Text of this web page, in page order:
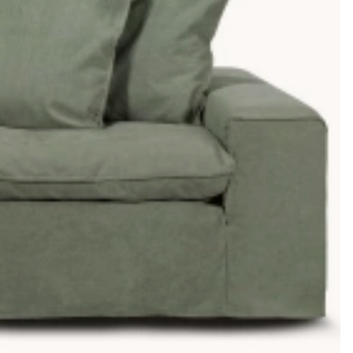
efter en prisvärd eller en mer exklusiv soffa så ska din
lagervara. Vi har ett stort utbud av möbler till